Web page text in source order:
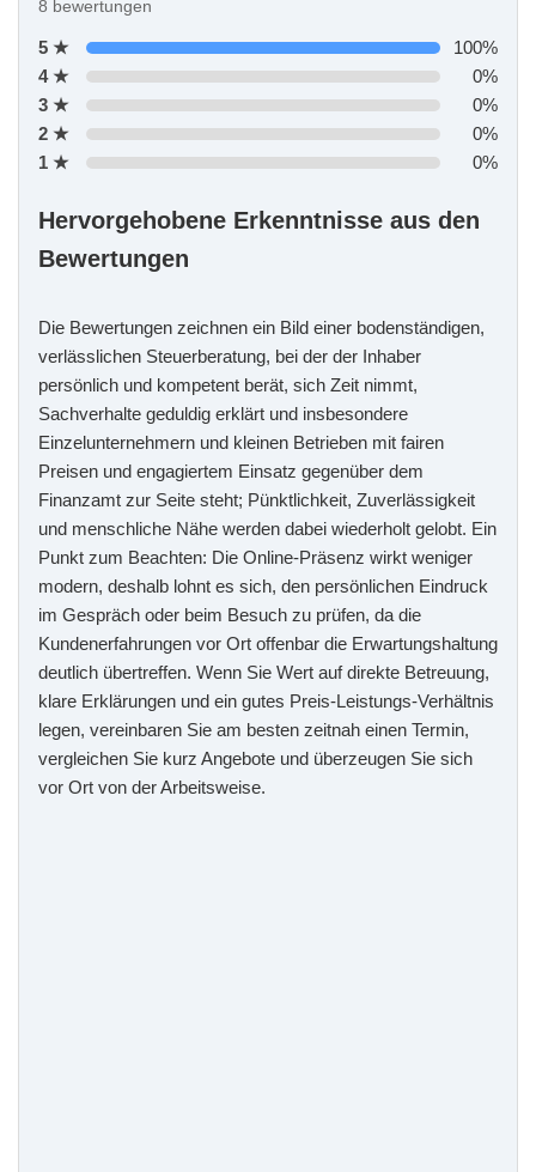
8 bewertungen
5 ★
100%
4 ★
0%
3 ★
0%
2 ★
0%
1 ★
0%
Hervorgehobene Erkenntnisse aus den
Bewertungen
Die Bewertungen zeichnen ein Bild einer bodenständigen,
verlässlichen Steuerberatung, bei der der Inhaber
persönlich und kompetent berät, sich Zeit nimmt,
Sachverhalte geduldig erklärt und insbesondere
Einzelunternehmern und kleinen Betrieben mit fairen
Preisen und engagiertem Einsatz gegenüber dem
Finanzamt zur Seite steht; Pünktlichkeit, Zuverlässigkeit
und menschliche Nähe werden dabei wiederholt gelobt. Ein
Punkt zum Beachten: Die Online-Präsenz wirkt weniger
modern, deshalb lohnt es sich, den persönlichen Eindruck
im Gespräch oder beim Besuch zu prüfen, da die
Kundenerfahrungen vor Ort offenbar die Erwartungshaltung
deutlich übertreffen. Wenn Sie Wert auf direkte Betreuung,
klare Erklärungen und ein gutes Preis-Leistungs-Verhältnis
legen, vereinbaren Sie am besten zeitnah einen Termin,
vergleichen Sie kurz Angebote und überzeugen Sie sich
vor Ort von der Arbeitsweise.